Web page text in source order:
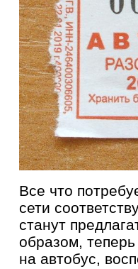
Все что
сети
станут
образом,
на автобус,